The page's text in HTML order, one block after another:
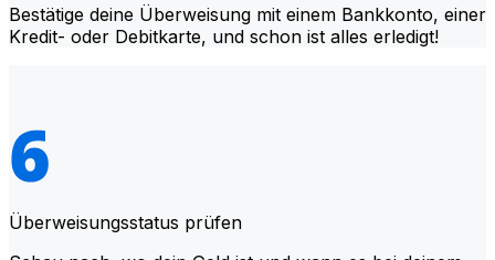
Bestätige deine Überweisung mit einem Bankkonto, einer
Kredit- oder Debitkarte, und schon ist alles erledigt!
Überweisungsstatus prüfen